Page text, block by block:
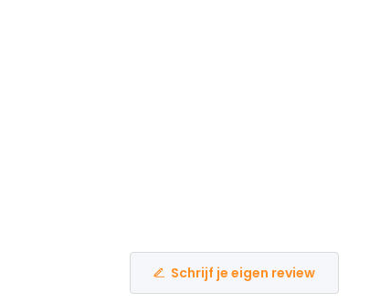
Schrijf je eigen review